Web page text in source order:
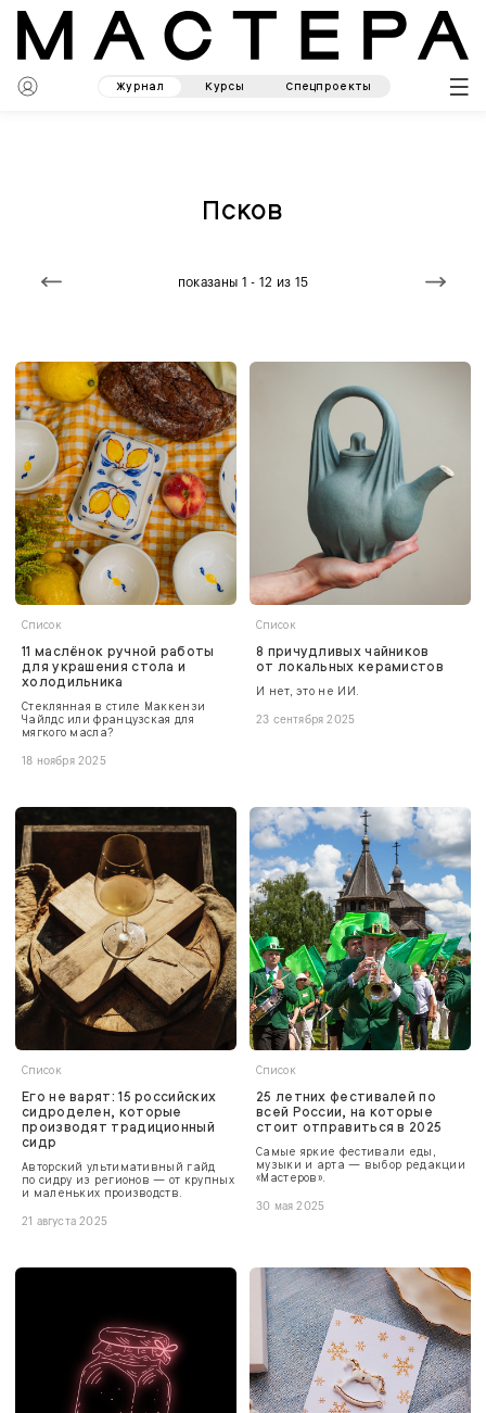
Журнал Курсы Спецпроекты
Псков
показаны 1 - 12 из 15
Список
11 маслёнок ручной работы
для украшения стола и
холодильника
Стеклянная в стиле Маккензи
Чайлдс или французская для
мягкого масла?
18 ноября 2025
Список
8 причудливых чайников
от локальных керамистов
И нет, это не ИИ.
23 сентября 2025
Список
Его не варят: 15 российских
сидроделен, которые
производят традиционный
сидр
Авторский ультимативный гайд
по сидру из регионов — от крупных
и маленьких производств.
21 августа 2025
Список
25 летних фестивалей по
всей России, на которые
стоит отправиться в 2025
Самые яркие фестивали еды,
музыки и арта — выбор редакции
«Мастеров».
30 мая 2025